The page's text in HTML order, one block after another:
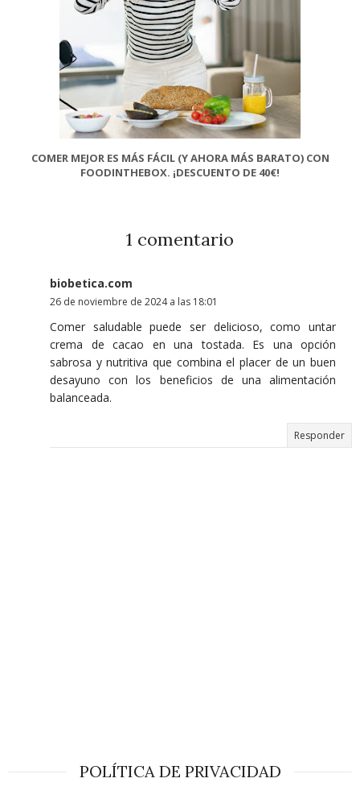
COMER MEJOR ES MÁS FÁCIL (Y AHORA MÁS BARATO) CON
FOODINTHEBOX. ¡DESCUENTO DE 40€!
1 comentario
biobetica.com
26 de noviembre de 2024 a las 18:01
Comer saludable puede ser delicioso, como untar
crema de cacao en una tostada. Es una opción
sabrosa y nutritiva que combina el placer de un buen
desayuno con los beneficios de una alimentación
balanceada.
Responder
POLÍTICA DE PRIVACIDAD